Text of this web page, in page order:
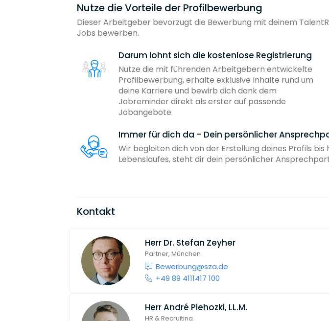
Nutze die Vorteile der Profilbewerbung
Dieser Arbeitgeber bevorzugt die Bewerbung mit deinem
Jobs bewerben.
Darum lohnt sich die kostenlose Registrierung
Nutze die mit führenden Arbeitgebern entwickelte
Profilbewerbung, erhalte exklusive Inhalte rund um
deine Karriere und bewirb dich dank dem
Jobreminder direkt als erster auf passende
Jobangebote.
Immer für dich da – Dein persönlicher
Wir begleiten dich von der Erstellung deines Profils
Lebenslaufes, steht dir dein persönlicher
Kontakt
Herr Dr. Stefan Zeyher
Partner, München
Bewerbung@sza.de
+49 89 4111417 100
HerrAndré Piehozki, LL.M.
HR & Recruiting